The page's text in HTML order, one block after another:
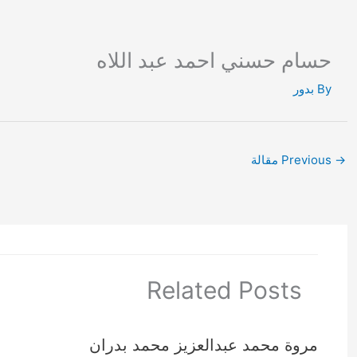
حسام حسني احمد عبد اللاه
By بدور
→
Related Posts
مروة محمد عبدالعزيز محمد بدران